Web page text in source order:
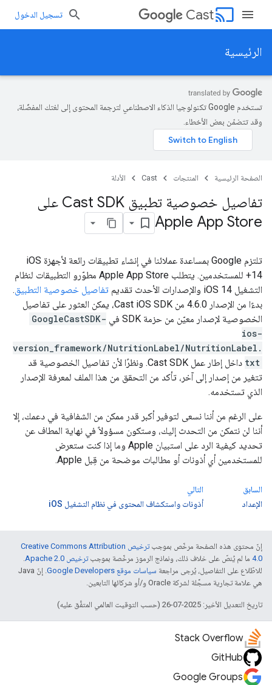
cast
Cast تسجيل الدخول
الرئيسية
تستخدم Google تكنولوجيا الذكاء الاصطناعي لترجمة المحتوى إلى لغتك المفضّلة،
وقد تتضمّن بعض الأخطاء.
الصفحة الرئيسية المنتجات Cast الأدلة
تفاصيل خصوصية تطبيق Cast SDK على
Apple App Store
تلتزم Google بمساعدة عملائنا في إنشاء تطبيقات رائعة لأجهزة iOS
14+ للمستخدمين. يتطلب Apple App Store مطوّرو التطبيقات لنظام
التشغيل iOS 14 والإصدارات الأحدث تقديم
تفاصيل خصوصية التطبيق.
بدءًا من الإصدار 4.6.0 من Cast iOS SDK، يمكن العثور على تفاصيل
الخصوصية لإصدار معيّن من حزمة SDK في
GoogleCastSDK-
ios-
version_framework/NutritionLabel/NutritionLabel.
txt
داخل إطار عمل Cast SDK. ونظرًا لأن تفاصيل الخصوصية قد
تتغير من إصدار إلى آخر، تأكد من التحقق من هذا الملف لمعرفة الإصدار
الذي تستخدمه.
على الرغم من أننا نسعى لتوفير أكبر قدر ممكن من الشفافية في دعمك، إلا
أننا لن نتمكن من التحدث إليك، وستكون مسؤولاً في نهاية المطاف عن
تحديد كيفية الرد على استبيان Apple وما إذا كنت ستعرض
للمستخدمين أي أذونات أو مطالبات موضحة من قِبل Apple.
السابق
الإعداد
التالي
أذونات واستكشاف المحتوى في نظام التشغيل iOS
إنّ محتوى هذه الصفحة مرخّص بموجب
ترخيص Creative Commons Attribution
4.0‏ ما لم يُنصّ على خلاف ذلك، ونماذج الرموز مرخّصة بموجبترخيص Apache 2.0‏
.
للاطّلاع على التفاصيل، يُرجى مراجعة سياسات موقع Google Developers‏
. إنّ Java
هي علامة تجارية مسجَّلة لشركة Oracle و/أو شركائها التابعين.
تاريخ التعديل الأخير: 2025-07-26 (حسب التوقيت العالمي المتفَّق عليه)
Stack Overflow
GitHub
Google Groups